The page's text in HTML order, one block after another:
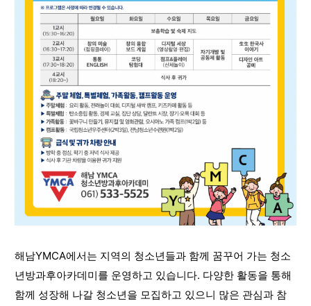
해남YMCA에서는 지역의 청소년들과 함께 꿈꾸어 가는 청소
년방과후아카데미를 운영하고 있습니다. 다양한 활동을 통해
함께 성장해 나갈 청소년을 모집하고 있으니 많은 관심과 참